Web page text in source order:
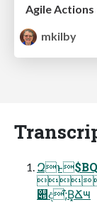
mkilby
୅ද;͊Β͓Ճ౻